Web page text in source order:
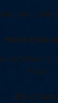
Ave, suite
Ideal
Whately,
Paulo
IES